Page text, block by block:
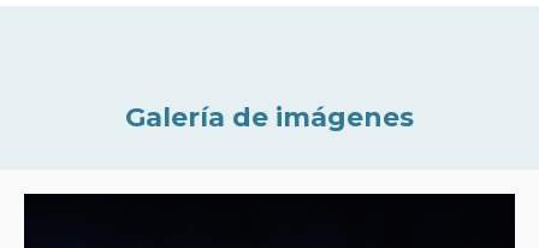
Galería de imágenes